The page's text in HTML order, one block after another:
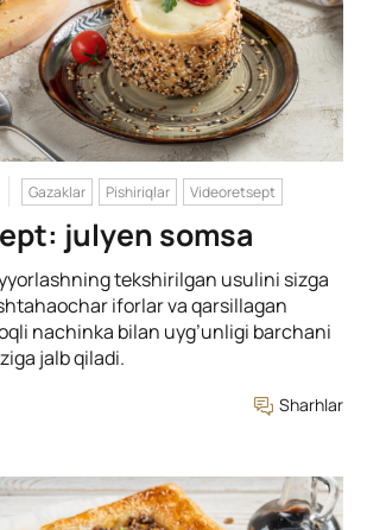
Gazaklar Pishiriqlar Videoretsept
julyen somsa
tekshirilgan usulini sizga
iforlar va qarsillagan
nachinka bilan uyg’unligi barchani
jalb qiladi.
Sharhlar